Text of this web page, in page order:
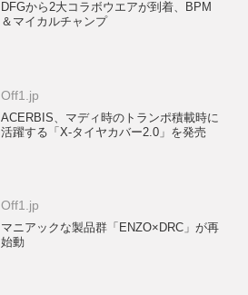
DFGから2大コラボウエアが到着、BPM
＆マイカルチャンプ
Off1.jp
ACERBIS、マディ時のトランポ積載時に
活躍する「X-タイヤカバー2.0」を発売
Off1.jp
マニアックな製品群「ENZO×DRC」が再
始動